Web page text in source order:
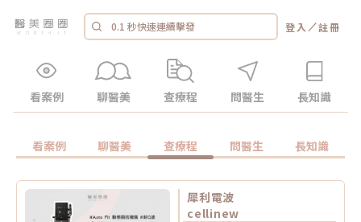
登入 ／註冊
看案例 聊醫美 查療程 問醫生 長知識
看案例 聊醫美 查療程 問醫生 長知識
犀利電波
cellinew